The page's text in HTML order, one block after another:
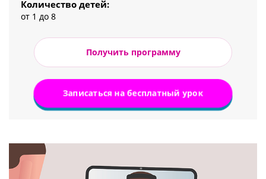
Количество детей:
от 1 до 8
Получить программу
Записаться на бесплатный урок